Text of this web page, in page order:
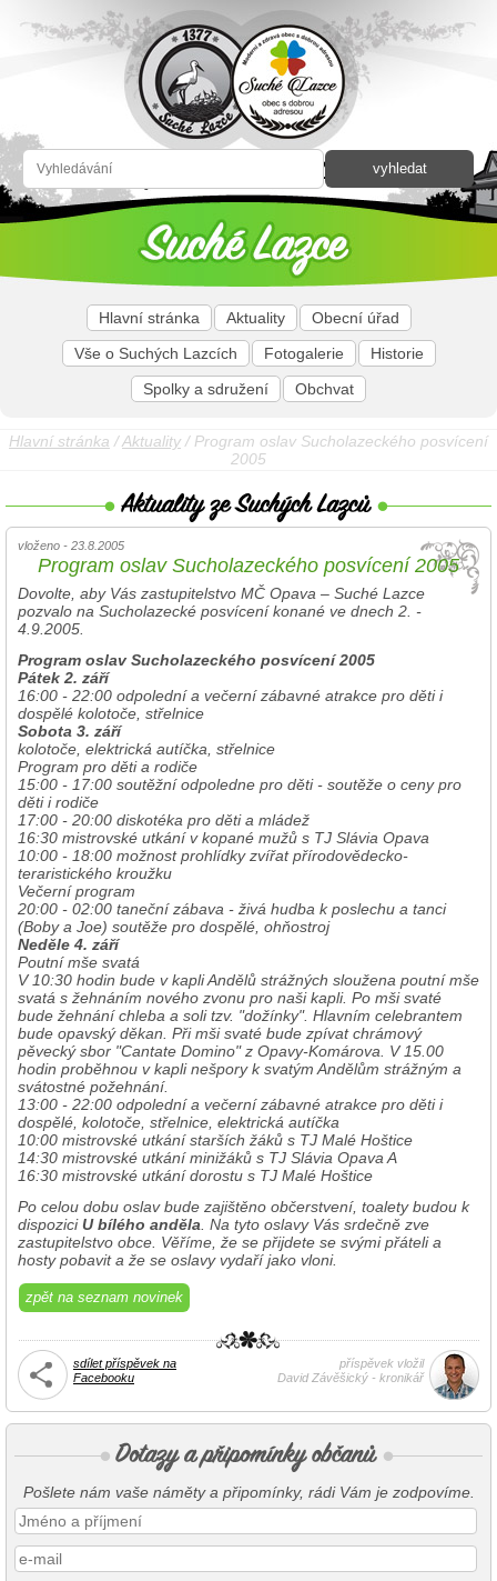
Hlavní stránka Aktuality
Obecní úřad
Vše o Suchých Lazcích
Fotogalerie
Historie
Spolky a sdružení
Obchvat
Hlavní stránka /Aktuality / Program oslav Sucholazeckého posvícení
2005
vloženo - 23.8.2005
Program oslav Sucholazeckého posvícení 2005
Dovolte, aby Vás zastupitelstvo MČ Opava – Suché Lazce
pozvalo na Sucholazecké posvícení konané ve dnech 2. -
4.9.2005.
Program oslav Sucholazeckého posvícení 2005
Pátek 2. září
16:00 - 22:00 odpolední a večerní zábavné atrakce pro děti i
dospělé kolotoče, střelnice
Sobota 3. září
kolotoče, elektrická autíčka, střelnice
Program pro děti a rodiče
15:00 - 17:00 soutěžní odpoledne pro děti - soutěže o ceny pro
děti i rodiče
17:00 - 20:00 diskotéka pro děti a mládež
16:30 mistrovské utkání v kopané mužů s TJ Slávia Opava
10:00 - 18:00 možnost prohlídky zvířat přírodovědecko-
teraristického kroužku
Večerní program
20:00 - 02:00 taneční zábava - živá hudba k poslechu a tanci
(Boby a Joe) soutěže pro dospělé, ohňostroj
Neděle 4. září
Poutní mše svatá
V 10:30 hodin bude v kapli Andělů strážných sloužena poutní mše
svatá s žehnáním nového zvonu pro naši kapli. Po mši svaté
bude žehnání chleba a soli tzv. "dožínky". Hlavním celebrantem
bude opavský děkan. Při mši svaté bude zpívat chrámový
pěvecký sbor "Cantate Domino" z Opavy-Komárova. V 15.00
hodin proběhnou v kapli nešpory k svatým Andělům strážným a
svátostné požehnání.
13:00 - 22:00 odpolední a večerní zábavné atrakce pro děti i
dospělé, kolotoče, střelnice, elektrická autíčka
10:00 mistrovské utkání starších žáků s TJ Malé Hoštice
14:30 mistrovské utkání minižáků s TJ Slávia Opava A
16:30 mistrovské utkání dorostu s TJ Malé Hoštice
Po celou dobu oslav bude zajištěno občerstvení, toalety budou k
dispoziciU bílého anděla . Na tyto oslavy Vás srdečně zve
zastupitelstvo obce. Věříme, že se přijdete se svými přáteli a
hosty pobavit a že se oslavy vydaří jako vloni.
zpět na seznam novinek
sdílet příspěvek na
Facebooku
příspěvek vložil
David Závěšický - kronikář
Pošlete nám vaše náměty a připomínky, rádi Vám je zodpovíme.